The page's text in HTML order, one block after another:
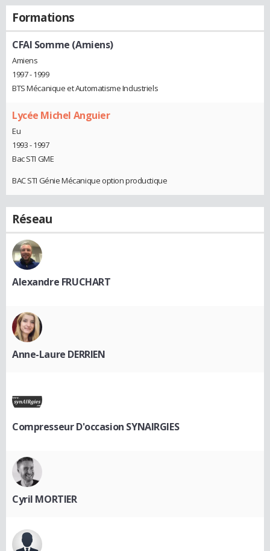
Formations
CFAI Somme (Amiens)
Amiens
1997 - 1999
BTS Mécanique et Automatisme Industriels
Lycée Michel Anguier
Eu
1993 - 1997
Bac STI GME
BAC STI Génie Mécanique option productique
Réseau
Alexandre FRUCHART
Anne-Laure DERRIEN
Compresseur D'occasion SYNAIRGIES
Cyril MORTIER